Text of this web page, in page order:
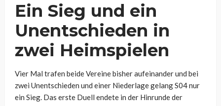
Ein Sieg und ein
Unentschieden in
zwei Heimspielen
Vier Mal trafen beide Vereine bisher aufeinander und bei
zwei Unentschieden und einer Niederlage gelang S04 nur
ein Sieg. Das erste Duell endete in der Hinrunde der